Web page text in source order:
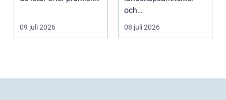
09 juli 2026
och
trädgårdsentusiaster.
Det är ett m...
08 juli 2026